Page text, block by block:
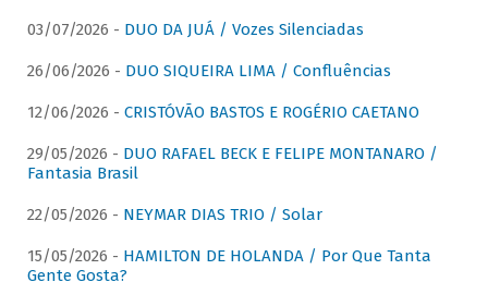
03/07/2026 - DUO DA JUÁ / Vozes Silenciadas
26/06/2026 - DUO SIQUEIRA LIMA / Confluências
12/06/2026 - CRISTÓVÃO BASTOS E ROGÉRIO CAETANO
29/05/2026 - DUO RAFAEL BECK E FELIPE MONTANARO /
Fantasia Brasil
22/05/2026 - NEYMAR DIAS TRIO / Solar
15/05/2026 - HAMILTON DE HOLANDA / Por Que Tanta
Gente Gosta?